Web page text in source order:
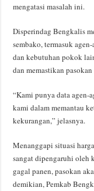
mengatasi masalah ini.
Disperindag Bengkalis
sembako, termasuk
dan kebutuhan pokok
dan memastikan
“Kami punya data agen-
kami dalam memantau
kekurangan,” jelasnya.
Menanggapi situasi
sangat dipengaruhi oleh
gagal panen, pasokan
demikian, Pemkab